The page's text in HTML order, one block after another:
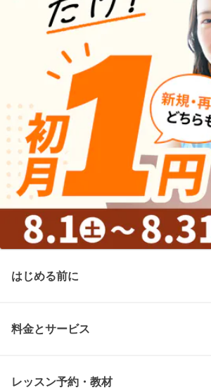
はじめる前に
料金とサービス
レッスン予約・教材